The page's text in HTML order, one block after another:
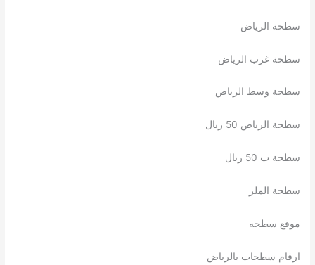
سطحة الرياض
سطحة غرب الرياض
سطحة وسط الرياض
سطحة الرياض 50 ريال
سطحة ب 50 ريال
سطحة الملز
موقع سطحه
ارقام سطحات بالرياض